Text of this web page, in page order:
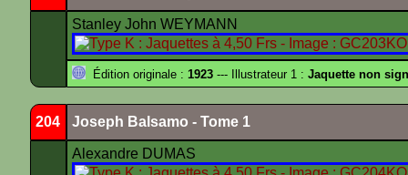
Stanley John WEYMANN
Édition originale : 1923 --- Illustrateur 1 : Jaquette non
204 Joseph Balsamo - Tome 1
Alexandre DUMAS